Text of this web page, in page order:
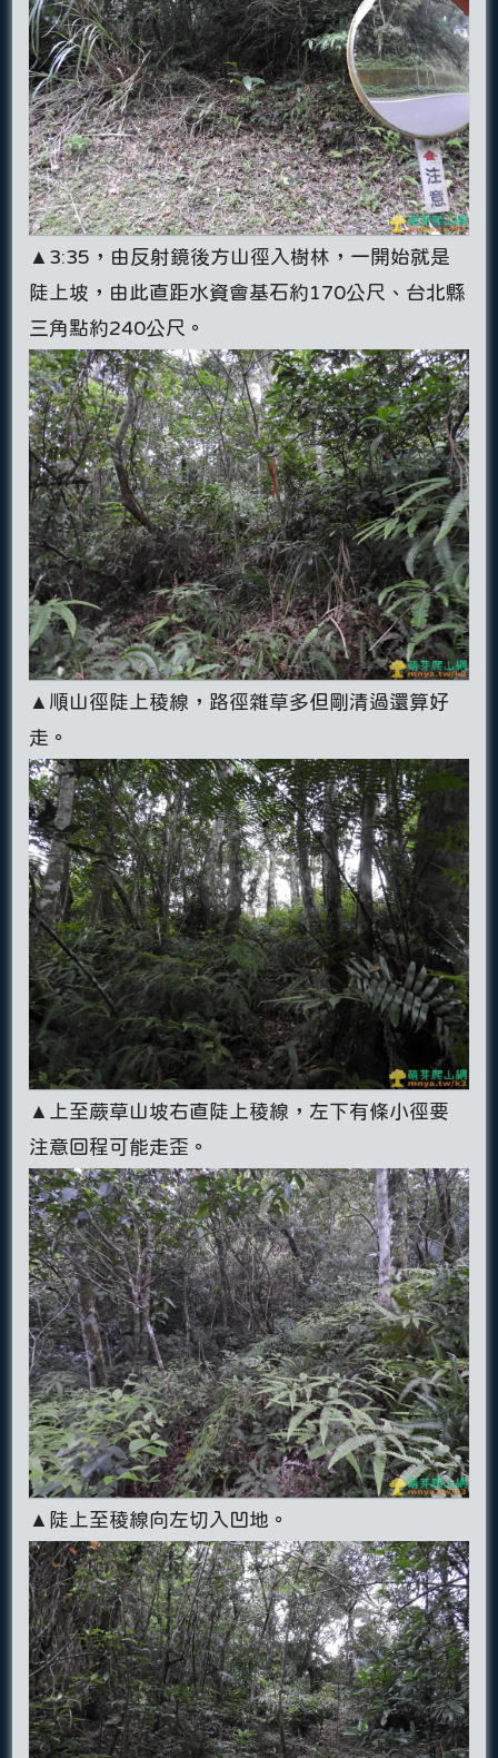
▲3:35，由反射鏡後方山徑入樹林，一開始就是
陡上坡，由此直距水資會基石約170公尺、台北縣
三角點約240公尺。
▲順山徑陡上稜線，路徑雜草多但剛清過還算好
走。
▲上至蕨草山坡右直陡上稜線，左下有條小徑要
注意回程可能走歪。
▲陡上至稜線向左切入凹地。